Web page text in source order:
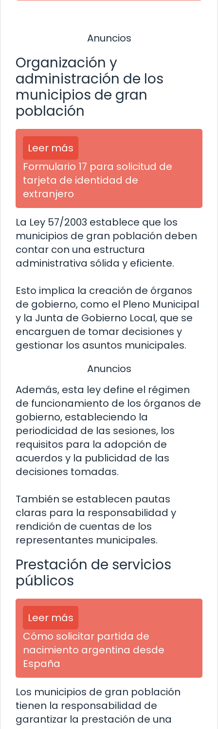
Anuncios
Organización y
administración de los
municipios de gran
población
Leer más
Formulario 17 para solicitud de
tarjeta de identidad de
extranjero
La Ley 57/2003 establece que los
municipios de gran población deben
contar con una estructura
administrativa sólida y eficiente.
Esto implica la creación de órganos
de gobierno, como el Pleno Municipal
y la Junta de Gobierno Local, que se
encarguen de tomar decisiones y
gestionar los asuntos municipales.
Anuncios
Además, esta ley define el régimen
de funcionamiento de los órganos de
gobierno, estableciendo la
periodicidad de las sesiones, los
requisitos para la adopción de
acuerdos y la publicidad de las
decisiones tomadas.
También se establecen pautas
claras para la responsabilidad y
rendición de cuentas de los
representantes municipales.
Prestación de servicios
públicos
Leer más
Cómo solicitar partida de
nacimiento argentina desde
España
Los municipios de gran población
tienen la responsabilidad de
garantizar la prestación de una